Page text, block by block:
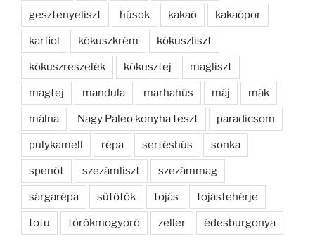
gesztenyeliszt húsok kakaó kakaópor
karfiol kókuszkrém kókuszliszt
kókuszreszelék kókusztej magliszt
magtej mandula marhahús máj mák
málna Nagy Paleo konyha teszt paradicsom
pulykamell répa sertéshús sonka
spenót szezámliszt szezámmag
sárgarépa sütőtök tojás tojásfehérje
totu törökmogyoró zeller édesburgonya